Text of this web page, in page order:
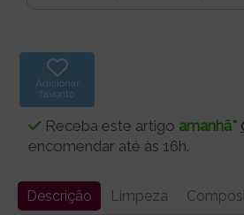
Adicionar
favorito
Receba este artigo amanhã*
encomendar até às 16h.
Descrição Limpeza